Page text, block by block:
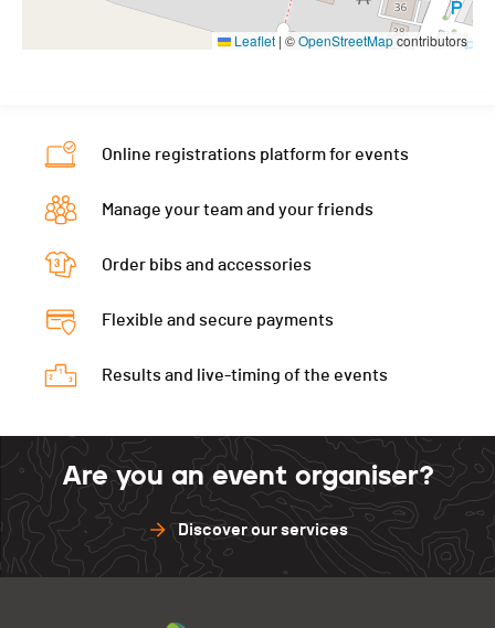
Leaflet | ©OpenStreetMapcontributors
Online registrations platform for events
Manage your team and your friends
Order bibs and accessories
Flexible and secure payments
Results and live-timing of the events
Are you an event organiser?
Discover our services